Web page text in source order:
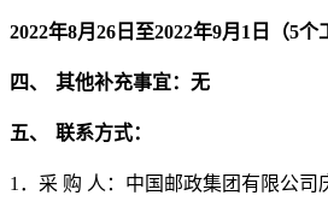
2022年8月 26 日至2022年9月 1 日（5个
四、 其他补充事宜：无
五、 联系方式：
1 ．采 购 人：中国邮政集团有限公司